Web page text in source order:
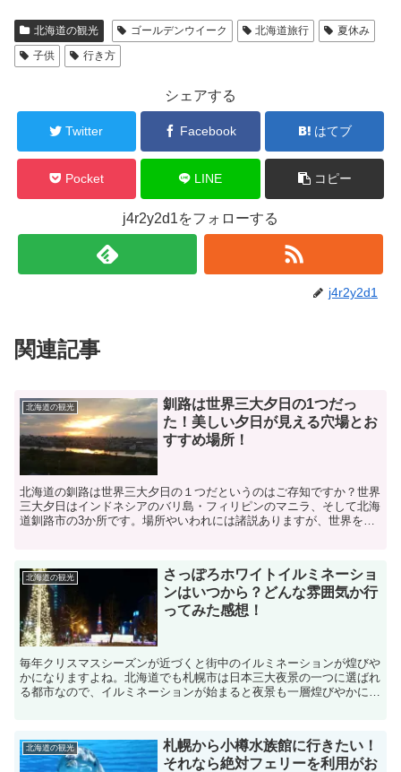
北海道の観光 ゴールデンウイーク 北海道旅行
夏休み
子供
行き方
シェアする
Twitter Facebook はてブ
Pocket LINE コピー
j4r2y2d1をフォローする
j4r2y2d1
関連記事
北海道の観光
釧路は世界三大夕日の1つだっ
た！美しい夕日が見える穴場とお
すすめ場所！
北海道の釧路は世界三大夕日の１つだというのはご存知ですか？世界
三大夕日はインドネシアのバリ島・フィリピンのマニラ、そして北海
道釧路市の3か所です。場所やいわれには諸説ありますが、世界を旅
北海道の観光
さっぽろホワイトイルミネーショ
ンはいつから？どんな雰囲気か行
ってみた感想！
毎年クリスマスシーズンが近づくと街中のイルミネーションが煌びや
かになりますよね。北海道でも札幌市は日本三大夜景の一つに選ばれ
る都市なので、イルミネーションが始まると夜景も一層煌びやかにな
北海道の観光
札幌から小樽水族館に行きたい！
それなら絶対フェリーを利用がお